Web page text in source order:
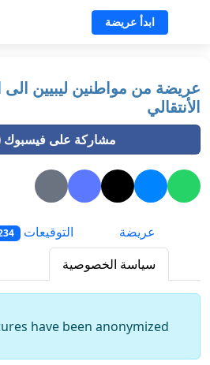
ابدأ عريضة
عريضة من مواطنين ليبيين
الأنتقالي
مشاركة على فيسبوك
عريضة التوقيعات
سياسة الخصوصية
have been anonymized.